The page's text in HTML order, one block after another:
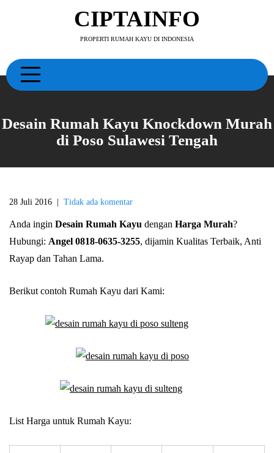
CIPTAINFO
PROPERTI RUMAH KAYU DI INDONESIA
Desain Rumah Kayu Knockdown Murah
di Poso Sulawesi Tengah
28 Juli 2016 Tidak ada komentar
Anda ingin Desain Rumah Kayu dengan Harga Murah?
Hubungi: Angel 0818-0635-3255, dijamin Kualitas Terbaik, Anti
Rayap dan Tahan Lama.
Berikut contoh Rumah Kayu dari Kami:
List Harga untuk Rumah Kayu: